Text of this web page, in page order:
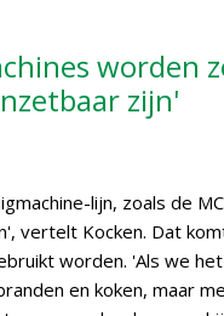
worden
zijn'
lijn, zoals de
vertelt Kocken. Dat
worden. 'Als we
en koken, maar